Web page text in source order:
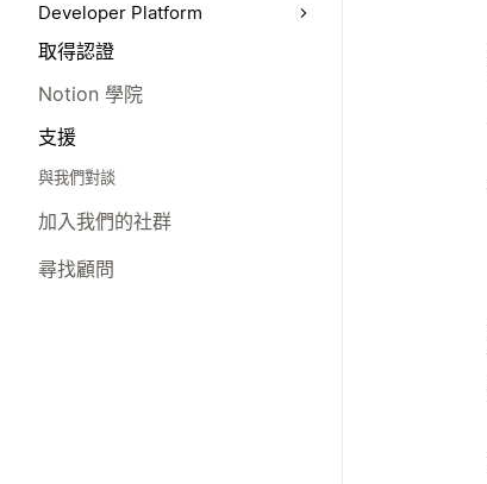
Developer Platform
取得認證
Notion 學院
支援
與我們對談
加入我們的社群
尋找顧問